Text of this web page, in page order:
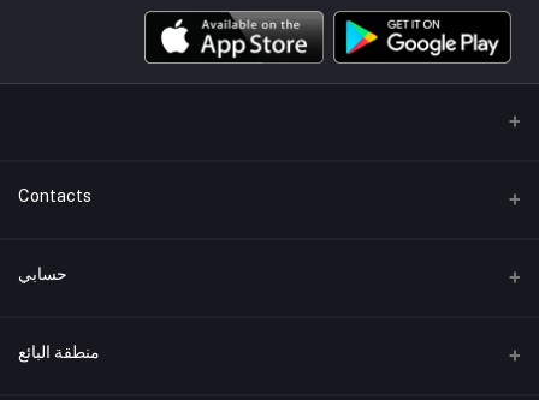
Contacts
عنوان
+01007744462
حسابي
تسجيل الدخول منطقة البائع